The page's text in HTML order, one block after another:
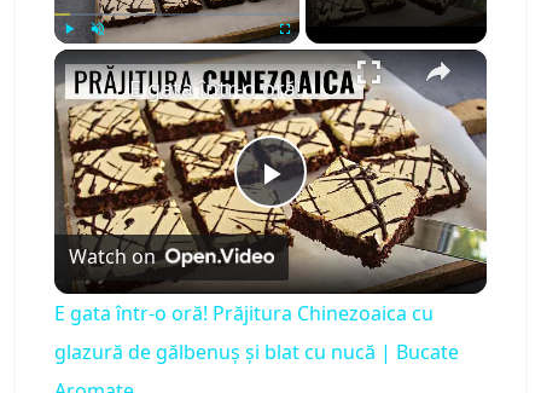
Play Unmute Fullscreen ×
P
l
a
E gata într-o oră! Prăjitura Chinezoaica cu glazură de gălbenuș și blat cu nucă | Bucate Aromate
Watch on
E gata într-o oră! Prăjitura Chinezoaica cu
glazură de gălbenuș și blat cu nucă | Bucate